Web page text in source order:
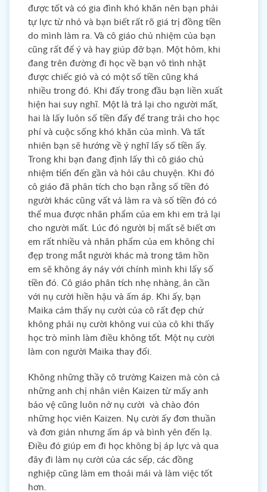
được tốt và có gia đình khó khăn nên bạn phải
tự lực từ nhỏ và bạn biết rất rõ giá trị đồng tiền
do mình làm ra. Và cô giáo chủ nhiệm của bạn
cũng rất để ý và hay giúp đỡ bạn. Một hôm, khi
đang trên đường đi học về bạn vô tình nhặt
được chiếc giỏ và có một số tiền cũng khá
nhiều trong đó. Khi đấy trong đầu bạn liền xuất
hiện hai suy nghĩ. Một là trả lại cho người mất,
hai là lấy luôn số tiền đấy để trang trải cho học
phí và cuộc sống khó khăn của mình. Và tất
nhiên bạn sẽ hướng về ý nghĩ lấy số tiền ấy.
Trong khi bạn đang định lấy thì cô giáo chủ
nhiệm tiến đến gần và hỏi câu chuyện. Khi đó
cô giáo đã phân tích cho bạn rằng số tiền đó
người khác cũng vất vả làm ra và số tiền đó có
thể mua được nhân phẩm của em khi em trả lại
cho người mất. Lúc đó người bị mất sẽ biết ơn
em rất nhiều và nhân phẩm của em không chỉ
đẹp trong mắt người khác mà trong tâm hồn
em sẽ không áy náy với chính mình khi lấy số
tiền đó. Cô giáo phân tích nhẹ nhàng, ân cần
với nụ cười hiền hậu và ấm áp. Khi ấy, bạn
Maika cảm thấy nụ cười của cô rất đẹp chứ
không phải nụ cười không vui của cô khi thấy
học trò mình làm điều không tốt. Một nụ cười
làm con người Maika thay đổi.
Không những thầy cô trường Kaizen mà còn cả
những anh chị nhân viên Kaizen từ mấy anh
bảo vệ cũng luôn nở nụ cười và chào đón
những học viên Kaizen. Nụ cười ấy đơn thuần
và đơn giản nhưng ấm áp và bình yên đến lạ.
Điều đó giúp em đi học không bị áp lực và qua
đây đi làm nụ cười của các sếp, các đồng
nghiệp cũng làm em thoải mái và làm việc tốt
hơn.